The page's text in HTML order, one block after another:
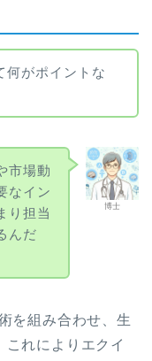
何がポイントな
博士
市場動
なイン
り担当
んだ
を組み合わせ、生
れによりエクイ